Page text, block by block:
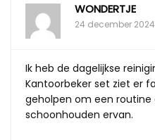
WONDERTJE
24 december 2024
Ik heb de dagelijkse
Kantoorbeker set ziet er
geholpen om een
schoonhouden ervan.